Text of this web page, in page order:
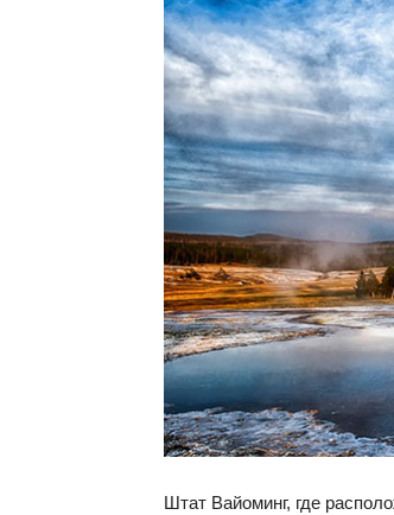
Штат Вайоминг, где